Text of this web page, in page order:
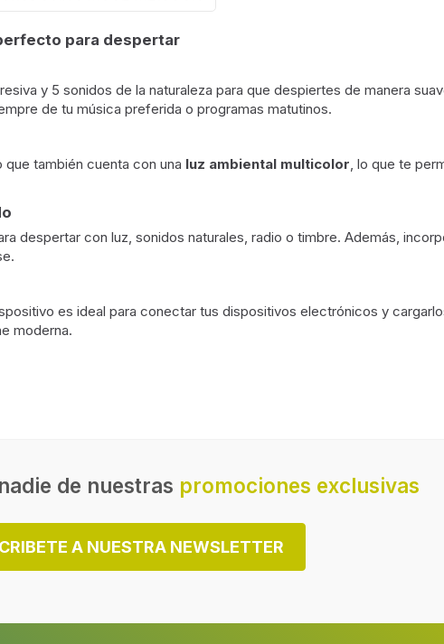
para despertar
y 5 sonidos de la naturaleza para que despiertes de manera
de tu música preferida o programas matutinos.
que también cuenta con una luz ambiental multicolor, lo que te
despertar con luz, sonidos naturales, radio o timbre. Además,
es ideal para conectar tus dispositivos electrónicos y
moderna.
de nuestras promociones exclusivas
A NUESTRA NEWSLETTER